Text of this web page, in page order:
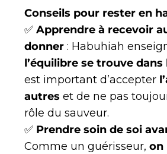
Conseils pour rester en
✅ Apprendre à recevoir
donner : Habuhiah
l’équilibre se trouve dans
est important d’accepter
autres et de ne pas
rôle du sauveur.
✅ Prendre soin de soi
Comme un guérisseur, on